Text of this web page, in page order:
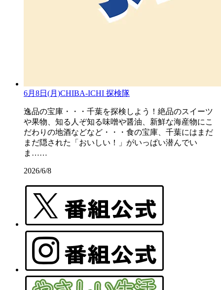
6月8日(月)CHIBA-ICHI 探検隊
逸品の宝庫・・・千葉を探検しよう！絶品のスイーツ
や果物、知る人ぞ知る味噌や醤油、新鮮な海産物にこ
だわりの地酒などなど・・・食の宝庫、千葉にはまだ
まだ隠された「おいしい！」がいっぱい潜んでい
ま……
2026/6/8